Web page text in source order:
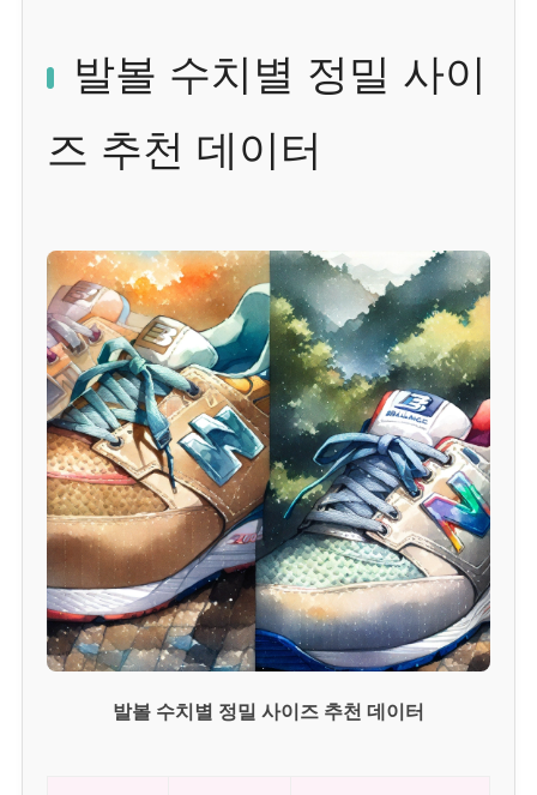
발볼 수치별 정밀 사이
즈 추천 데이터
발볼 수치별 정밀 사이즈 추천 데이터